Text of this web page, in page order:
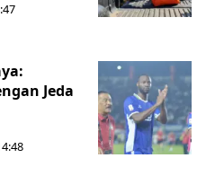
Jeda